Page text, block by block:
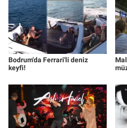
Bodrum'da Ferrari'li deniz
keyfi!